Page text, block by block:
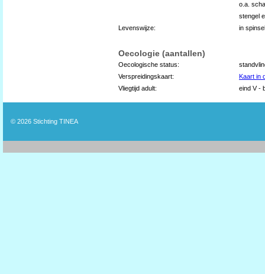
o.a.
stengel
Levenswijze:
in
Oecologie (aantallen)
Oecologische status:
Verspreidingskaart:
Kaart in
Vliegtijd adult:
eind V -
© 2026 Stichting TINEA